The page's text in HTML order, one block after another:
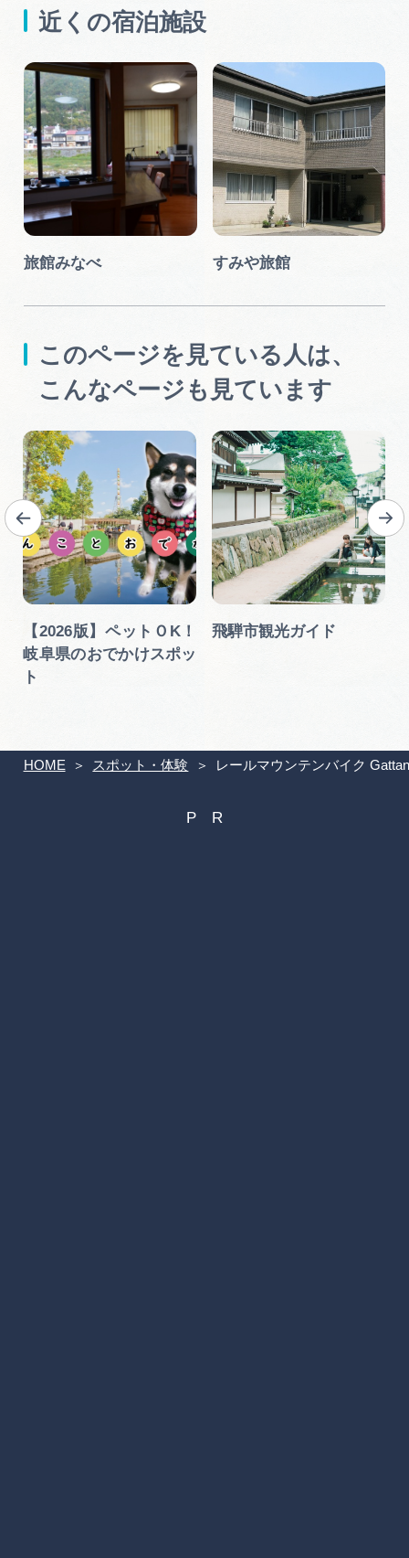
HOME スポット・体験 レールマウンテンバイク
近くの宿泊施設
旅館みなべ すみや旅館
このページを見ている人は、
こんなページも見ています
【2026版】ペットＯK！
岐阜県のおでかけスポッ
ト
飛騨市観光ガイド